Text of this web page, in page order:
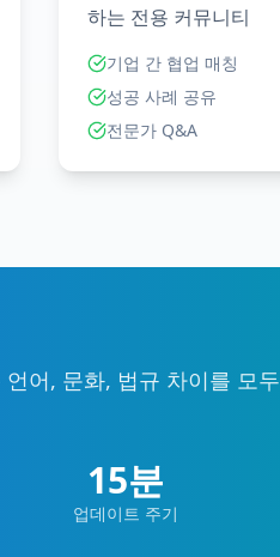
하는 전용 커뮤니티
기업 간 협업 매칭
성공 사례 공유
전문가 Q&A
어, 문화, 법규 차이를 모두
15분
업데이트 주기